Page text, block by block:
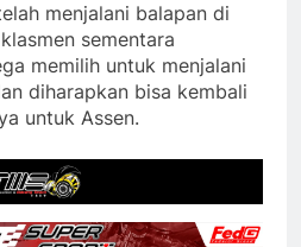
menjalani balapan di
sementara
memilih untuk menjalani
diharapkan bisa kembali
untuk Assen.